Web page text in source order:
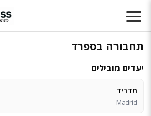
תחבורה בספרד
יעדים מובילים
מדריד
Madrid